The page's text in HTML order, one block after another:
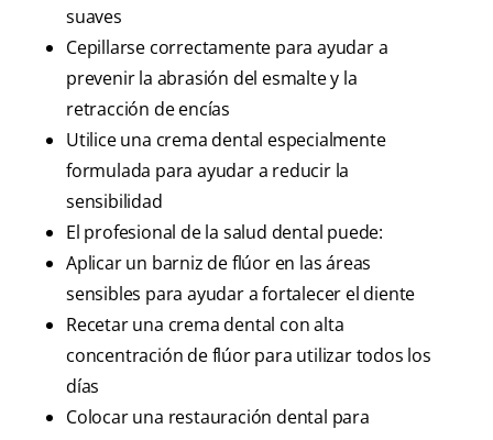
suaves
Cepillarse correctamente para ayudar a
prevenir la abrasión del esmalte y la
retracción de encías
Utilice una crema dental especialmente
formulada para ayudar a reducir la
sensibilidad
El profesional de la salud dental puede:
Aplicar un barniz de flúor en las áreas
sensibles para ayudar a fortalecer el diente
Recetar una crema dental con alta
concentración de flúor para utilizar todos los
días
Colocar una restauración dental para